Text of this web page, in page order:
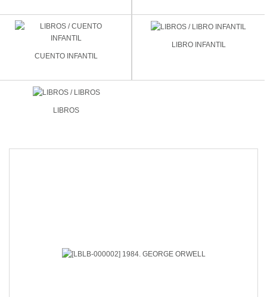
CUENTO INFANTIL
LIBRO INFANTIL
LIBROS